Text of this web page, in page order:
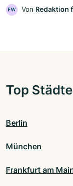
FW Von Redaktion
Top Städte
Berlin
München
Frankfurt am